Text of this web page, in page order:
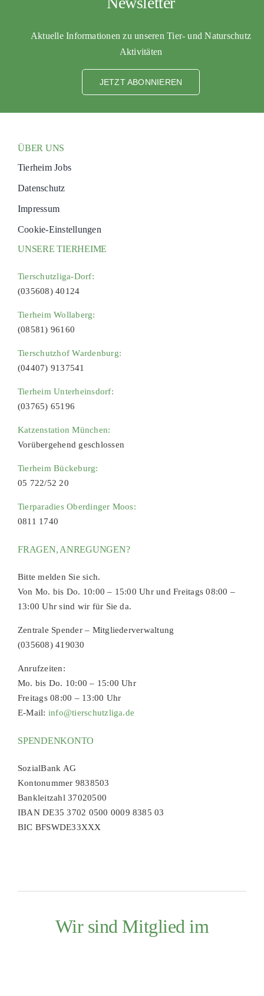
Aktuelle Informationen zu unseren Tier- und Naturschutz
Aktivitäten
JETZT ABONNIEREN
ÜBER UNS
Tierheim Jobs
Datenschutz
Impressum
Cookie-Einstellungen
UNSERE TIERHEIME
Tierschutzliga-Dorf:
(035608) 40124
Tierheim Wollaberg:
(08581) 96160
Tierschutzhof Wardenburg:
(04407) 9137541
Tierheim Unterheinsdorf:
(03765) 65196
Katzenstation München:
Vorübergehend geschlossen
Tierheim Bückeburg:
05 722/52 20
Tierparadies Oberdinger Moos:
0811 1740
FRAGEN, ANREGUNGEN?
Bitte melden Sie sich.
Von Mo. bis Do. 10:00 – 15:00 Uhr und Freitags 08:00 –
13:00 Uhr sind wir für Sie da.
Zentrale Spender – Mitgliederverwaltung
(035608) 419030
Anrufzeiten:
Mo. bis Do. 10:00 – 15:00 Uhr
Freitags 08:00 – 13:00 Uhr
E-Mail: info@tierschutzliga.de
SPENDENKONTO
SozialBank AG
Kontonummer 9838503
Bankleitzahl 37020500
IBAN DE35 3702 0500 0009 8385 03
BIC BFSWDE33XXX
Wir sind Mitglied im